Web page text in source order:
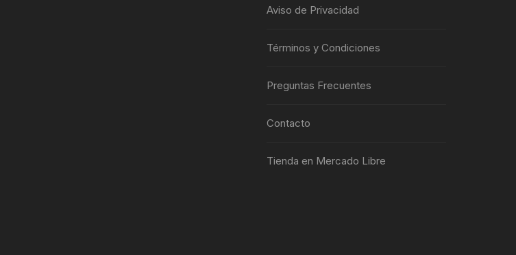
Aviso de Privacidad
Términos y Condiciones
Preguntas Frecuentes
Contacto
Tienda en Mercado Libre